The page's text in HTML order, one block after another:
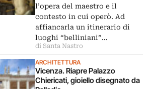
l’opera del maestro e il
contesto in cui operò. Ad
affiancarla un itinerario di
luoghi “belliniani”…
di Santa Nastro
ARCHITETTURA
Vicenza. Riapre Palazzo
Chiericati, gioiello disegnato da